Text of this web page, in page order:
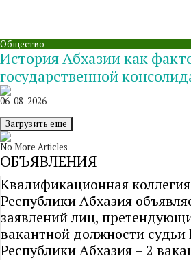
Общество
История Абхазии как
государственной
06-08-2026
Загрузить еще
No More Articles
ОБЪЯВЛЕНИЯ
Квалификационная
Республики Абхазия
заявлений лиц,
вакантной должности судьи
Республики Абхазия – 2